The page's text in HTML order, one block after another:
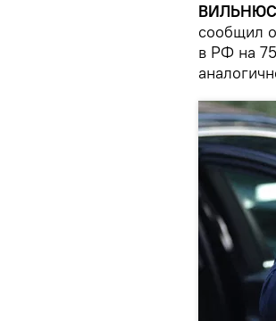
сообщил
в РФ на